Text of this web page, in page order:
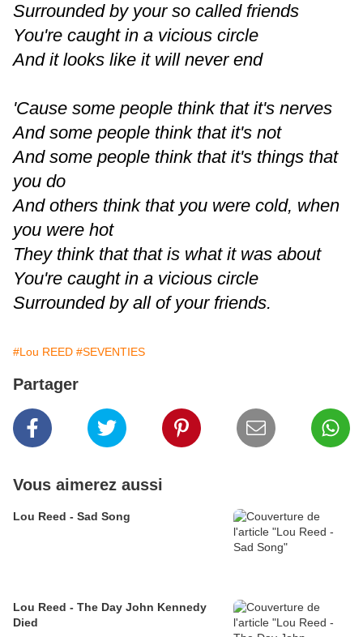
Surrounded by your so called friends
You're caught in a vicious circle
And it looks like it will never end
'Cause some people think that it's nerves
And some people think that it's not
And some people think that it's things that
you do
And others think that you were cold, when
you were hot
They think that that is what it was about
You're caught in a vicious circle
Surrounded by all of your friends.
#Lou REED #SEVENTIES
Partager
Vous aimerez aussi
Lou Reed - Sad Song
Lou Reed - The Day John Kennedy
Died